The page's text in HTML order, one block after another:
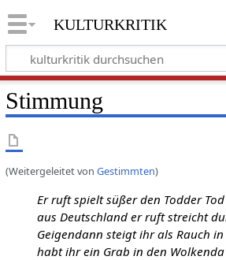
kulturkritik
Stimmung
(Weitergeleitet von Gestimmten)
Er ruft spielt süßer den Todder
aus Deutschland er ruft streicht
Geigendann steigt ihr als Rauch
habt ihr ein Grab in den